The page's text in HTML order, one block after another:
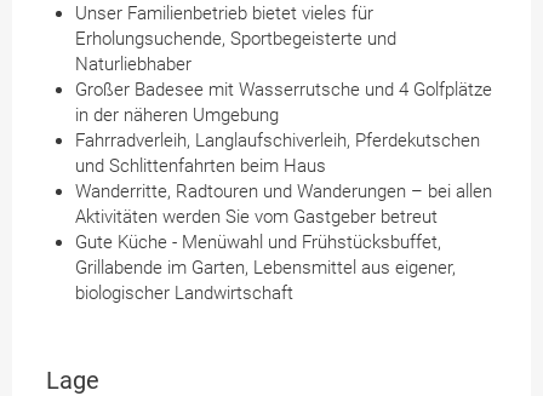
Unser Familienbetrieb bietet vieles für
Erholungsuchende, Sportbegeisterte und
Naturliebhaber
Großer Badesee mit Wasserrutsche und 4 Golfplätze
in der näheren Umgebung
Fahrradverleih, Langlaufschiverleih, Pferdekutschen
und Schlittenfahrten beim Haus
Wanderritte, Radtouren und Wanderungen – bei allen
Aktivitäten werden Sie vom Gastgeber betreut
Gute Küche - Menüwahl und Frühstücksbuffet,
Grillabende im Garten, Lebensmittel aus eigener,
biologischer Landwirtschaft
Lage